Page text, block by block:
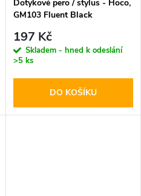
Dotykové pero / stylus - Hoco,
GM103 Fluent Black
197 Kč
Skladem - hned k odeslání
>5 ks
DO KOŠÍKU